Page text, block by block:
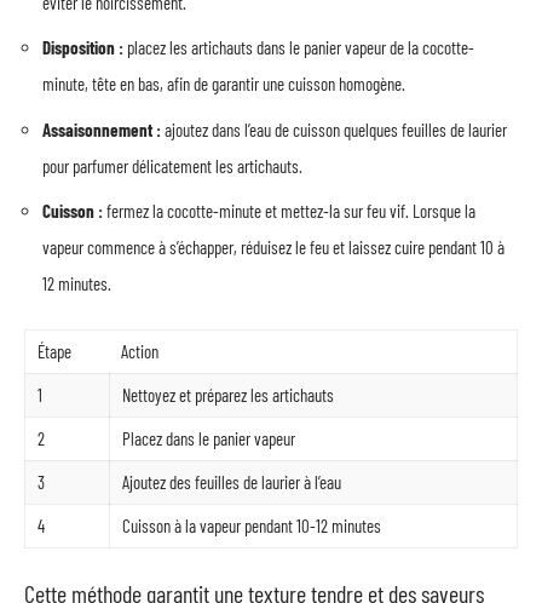
Disposition : placez les artichauts dans le panier vapeur de la cocotte-
minute, tête en bas, afin de garantir une cuisson homogène.
Assaisonnement :ajoutez dans l’eau de cuisson quelques feuilles de laurier
pour parfumer délicatement les artichauts.
Cuisson :fermez la cocotte-minute et mettez-la sur feu vif. Lorsque la
vapeur commence à s’échapper, réduisez le feu et laissez cuire pendant 10 à
12 minutes.
Étape
Action
1
Nettoyez et préparez les artichauts
2
Placez dans le panier vapeur
3
Ajoutez des feuilles de laurier à l’eau
4
Cuisson à la vapeur pendant 10-12 minutes
Cette méthode garantit une texture tendre et des saveurs